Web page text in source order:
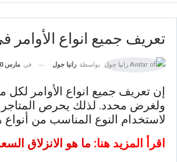
تعريف جميع انواع
بواسطة رانيا جول في مارس 20, 2025
إن تعريف جميع انواع الأوامر
ولغرض محدد. لذلك يحرص المتاجر
لاستخدام النوع المناسب من أنواع
اقرأ المزيد هنا: ما هو الانزلاق